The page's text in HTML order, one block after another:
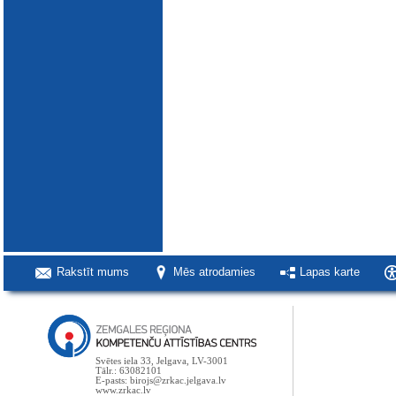
Rakstīt mums Mēs atrodamies Lapas karte
Svētes iela 33, Jelgava, LV-3001
Tālr.: 63082101
E-pasts: birojs@zrkac.jelgava.lv
www.zrkac.lv